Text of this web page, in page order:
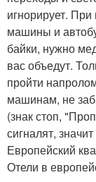
игнорирует.
машины и
байки, нужно
вас объедут.
пройти
машинам, не
(знак стоп,
сигналят,
Европейский
Отели в